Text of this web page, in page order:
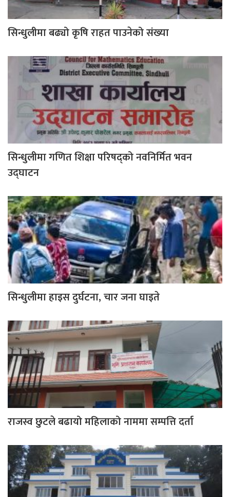
सिन्धुलीमा बढ्यो कृषि राहत पाउनेको संख्या
सिन्धुलीमा गणित शिक्षा परिषद्को नवनिर्मित भवन
उद्घाटन
सिन्धुलीमा हाइस दुर्घटना, चार जना घाइते
राजस्व छुटले बढायो महिलाको नाममा सम्पत्ति दर्ता